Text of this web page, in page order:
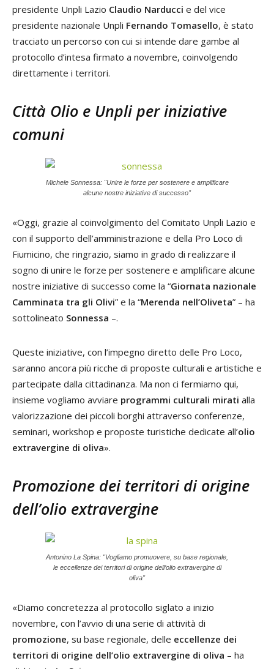
presidente Unpli Lazio Claudio Narducci e del vice
presidente nazionale Unpli Fernando Tomasello, è stato
tracciato un percorso con cui si intende dare gambe al
protocollo d’intesa firmato a novembre, coinvolgendo
direttamente i territori.
Città Olio e Unpli per iniziative
comuni
Michele Sonnessa: "Unire le forze per sostenere e amplificare
alcune nostre iniziative di successo"
«Oggi, grazie al coinvolgimento del Comitato Unpli Lazio e
con il supporto dell’amministrazione e della Pro Loco di
Fiumicino, che ringrazio, siamo in grado di realizzare il
sogno di unire le forze per sostenere e amplificare alcune
nostre iniziative di successo come la “Giornata nazionale
Camminata tra gli Olivi” e la “Merenda nell’Oliveta” – ha
sottolineato Sonnessa –.
Queste iniziative, con l’impegno diretto delle Pro Loco,
saranno ancora più ricche di proposte culturali e artistiche e
partecipate dalla cittadinanza. Ma non ci fermiamo qui,
insieme vogliamo avviare programmi culturali mirati alla
valorizzazione dei piccoli borghi attraverso conferenze,
seminari, workshop e proposte turistiche dedicate all’olio
extravergine di oliva».
Promozione dei territori di origine
dell’olio extravergine
Antonino La Spina: "Vogliamo promuovere, su base regionale,
le eccellenze dei territori di origine dell’olio extravergine di
oliva"
«Diamo concretezza al protocollo siglato a inizio
novembre, con l’avvio di una serie di attività di
promozione, su base regionale, delle eccellenze dei
territori di origine dell’olio extravergine di oliva – ha